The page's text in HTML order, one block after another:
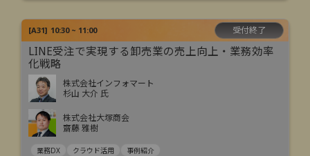
[A31] 10:30 ~ 11:00 受付終了
LINE受注で実現する卸売業の売上向上・業務効率
化戦略
株式会社インフォマート
杉山 大介 氏
株式会社大塚商会
齋藤 雅樹
業務DX クラウド活用 事例紹介